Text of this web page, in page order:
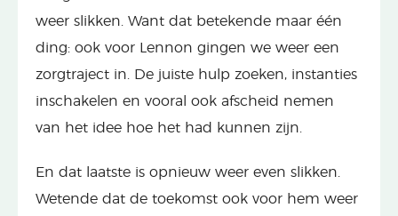
weer slikken. Want dat betekende maar één
ding: ook voor Lennon gingen we weer een
zorgtraject in. De juiste hulp zoeken, instanties
inschakelen en vooral ook afscheid nemen
van het idee hoe het had kunnen zijn.
En dat laatste is opnieuw weer even slikken.
Wetende dat de toekomst ook voor hem weer